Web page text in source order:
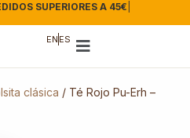
SUPERIORES A 45€
EN ES
clásica / Té Rojo Pu-Erh –